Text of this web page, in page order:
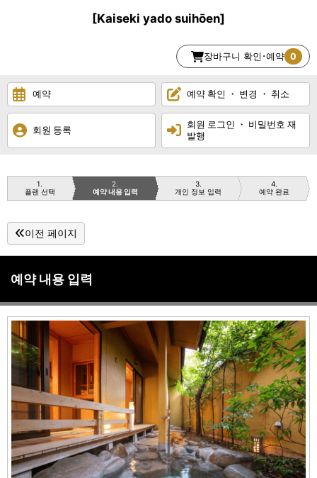
[Kaiseki yado suihōen]
장바구니 확인･예약 0
예약 예약 확인 ・ 변경 ・ 취소
회원 등록
회원 로그인 ・ 비밀번호 재
발행
1
플랜 선택
2
예약 내용 입력
3
개인 정보 입력
4
예약 완료
이전 페이지
예약 내용 입력